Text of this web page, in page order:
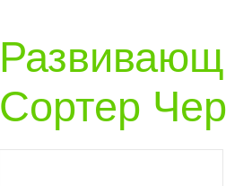
Сортер